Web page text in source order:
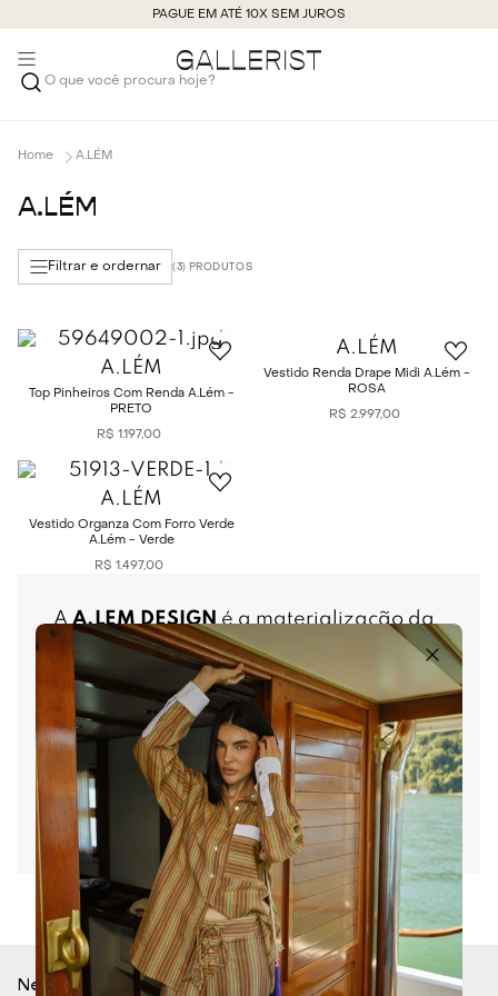
PAGUE EM ATÉ 10X SEM JUROS
O que você procura hoje?
A.LÉM
A.LÉM
Filtrar e ordernar 3
A.LÉM
Top Pinheiros Com Renda A.Lém -
PRETO
R$ 1.197,00
A.LÉM
Vestido Renda Drape Midi A.Lém -
ROSA
R$ 2.997,00
A.LÉM
Vestido Organza Com Forro Verde
A.Lém - Verde
R$ 1.497,00
AA.LÉM DESIGNé a materialização da
criatividade de Paulo Vitor, idealizador
da marca e formado em Moda. Tratam-
se de peças exclusivas, com tecidos
únicos e estética que une classe e
ousadia. Por isso, A.lém Design é uma
marca que busca vestir mulheres fortes e
autênticas. Cada coleção traz uma
curadoria de formas, texturas e volumes
que surpreendem, sem abrir mão do
bom gosto e da sofisticação. Mais do
que moda, o estilista oferece uma
experiência estética feita para mulheres
que usam a roupa como extensão da
própria identidade.
Ver mais
Newsletter